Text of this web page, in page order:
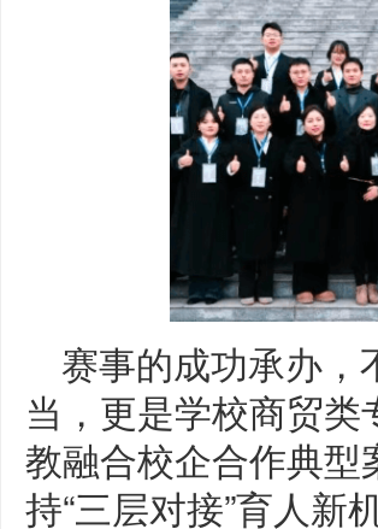
赛事的成功承办，
当，更是学校商贸
教融合校企合作典
持“三层对接”育人新